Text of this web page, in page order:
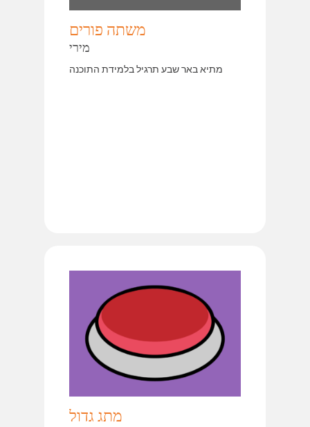
משתה פורים
מירי
מתיא באר שבע תרגיל בלמידת התוכנה
מתג גדול